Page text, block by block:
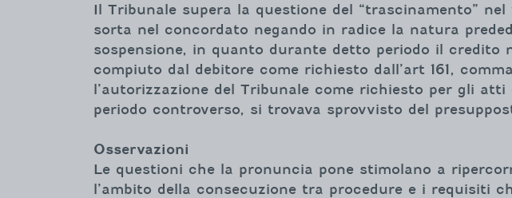
Il Tribunale supera la questione del “trascinamento”
sorta nel concordato negando in radice la natura
sospensione, in quanto durante detto periodo il credito
compiuto dal debitore come richiesto dall’art 161,
l’autorizzazione del Tribunale come richiesto per gli
periodo controverso, si trovava sprovvisto del
Osservazioni
Le questioni che la pronuncia pone stimolano a
l’ambito della consecuzione tra procedure e i requisiti